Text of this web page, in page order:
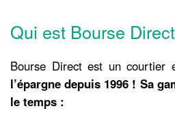
Qui est Bourse
Bourse Direct est un courtier
l’épargne depuis 1996 ! Sa
le temps :